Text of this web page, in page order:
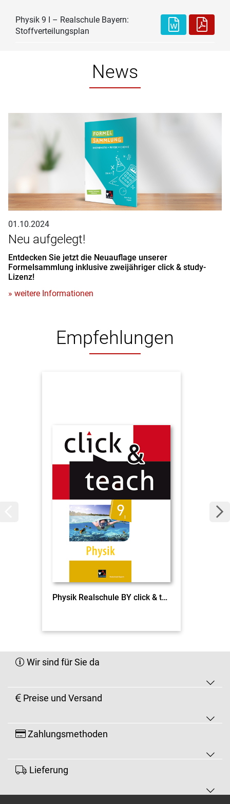
Physik 9 I – Realschule Bayern:
Stoffverteilungsplan
News
01.10.2024
Neu aufgelegt!
Entdecken Sie jetzt die Neuauflage unserer
Formelsammlung inklusive zweijähriger click & study-
Lizenz!
» weitere Informationen
Empfehlungen
Physik Realschule BY click & teach 9 I EL
Wir sind für Sie da
Preise und Versand
Zahlungsmethoden
Lieferung